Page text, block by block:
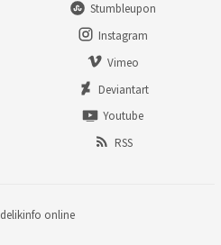
Stumbleupon
Instagram
Vimeo
Deviantart
Youtube
RSS
delikinfo online